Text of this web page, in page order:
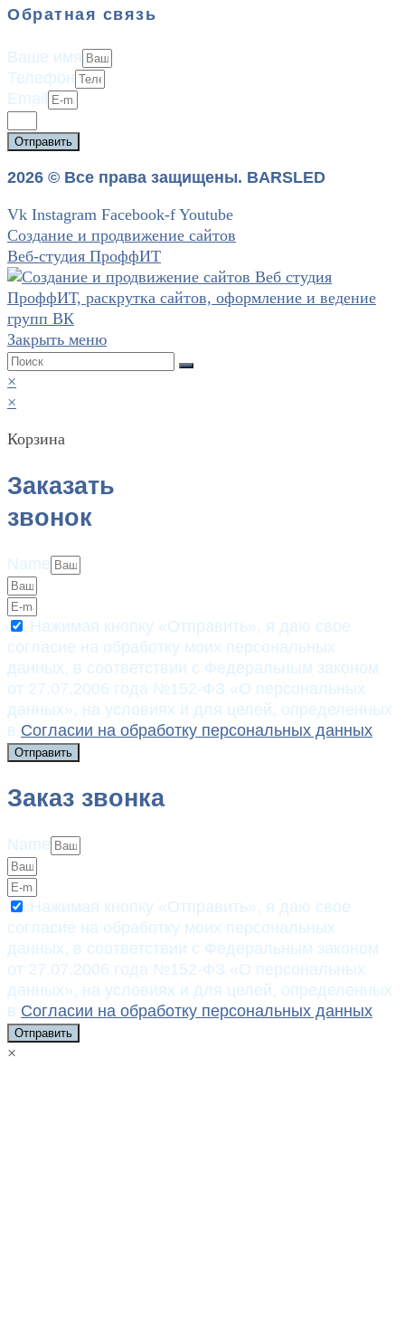
Обратная связь
Ваше имя
Телефон
Email
Отправить
2026 © Все права защищены. BARSLED
Vk Instagram Facebook-f Youtube
Создание и продвижение сайтов
Веб-студия ПроффИТ
Закрыть меню
×
×
Корзина
Заказать
звонок
Name
Нажимая кнопку «Отправить», я даю свое
согласие на обработку моих персональных
данных, в соответствии с Федеральным законом
от 27.07.2006 года №152-ФЗ «О персональных
данных», на условиях и для целей, определенных
в Согласии на обработку персональных данных
Отправить
Заказ звонка
Name
Нажимая кнопку «Отправить», я даю свое
согласие на обработку моих персональных
данных, в соответствии с Федеральным законом
от 27.07.2006 года №152-ФЗ «О персональных
данных», на условиях и для целей, определенных
в Согласии на обработку персональных данных
Отправить
×